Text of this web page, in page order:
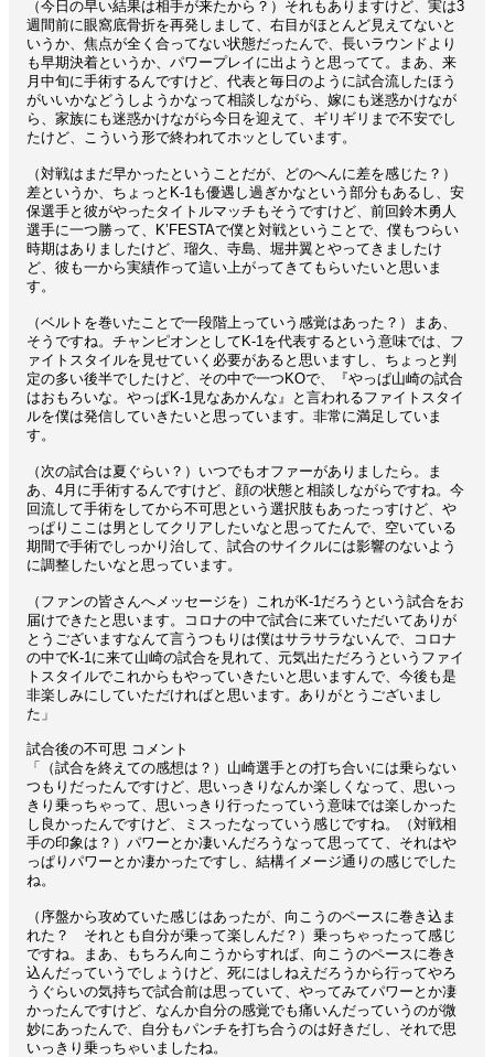
（今日の早い結果は相手が来たから？）それもありますけど、実は3
週間前に眼窩底骨折を再発しまして、右目がほとんど見えてないと
いうか、焦点が全く合ってない状態だったんで、長いラウンドより
も早期決着というか、パワープレイに出ようと思ってて。まあ、来
月中旬に手術するんですけど、代表と毎日のように試合流したほう
がいいかなどうしようかなって相談しながら、嫁にも迷惑かけなが
ら、家族にも迷惑かけながら今日を迎えて、ギリギリまで不安でし
たけど、こういう形で終われてホッとしています。
（対戦はまだ早かったということだが、どのへんに差を感じた？）
差というか、ちょっとK-1も優遇し過ぎかなという部分もあるし、安
保選手と彼がやったタイトルマッチもそうですけど、前回鈴木勇人
選手に一つ勝って、K’FESTAで僕と対戦ということで、僕もつらい
時期はありましたけど、瑠久、寺島、堀井翼とやってきましたけ
ど、彼も一から実績作って這い上がってきてもらいたいと思いま
す。
（ベルトを巻いたことで一段階上っていう感覚はあった？）まあ、
そうですね。チャンピオンとしてK-1を代表するという意味では、フ
ァイトスタイルを見せていく必要があると思いますし、ちょっと判
定の多い後半でしたけど、その中で一つKOで、『やっぱ山崎の試合
はおもろいな。やっぱK-1見なあかんな』と言われるファイトスタイ
ルを僕は発信していきたいと思っています。非常に満足していま
す。
（次の試合は夏ぐらい？）いつでもオファーがありましたら。ま
あ、4月に手術するんですけど、顔の状態と相談しながらですね。今
回流して手術をしてから不可思という選択肢もあったっすけど、や
っぱりここは男としてクリアしたいなと思ってたんで、空いている
期間で手術でしっかり治して、試合のサイクルには影響のないよう
に調整したいなと思っています。
（ファンの皆さんへメッセージを）これがK-1だろうという試合をお
届けできたと思います。コロナの中で試合に来ていただいてありが
とうございますなんて言うつもりは僕はサラサラないんで、コロナ
の中でK-1に来て山崎の試合を見れて、元気出ただろうというファイ
トスタイルでこれからもやっていきたいと思いますんで、今後も是
非楽しみにしていただければと思います。ありがとうございまし
た」
試合後の不可思 コメント
「（試合を終えての感想は？）山崎選手との打ち合いには乗らない
つもりだったんですけど、思いっきりなんか楽しくなって、思いっ
きり乗っちゃって、思いっきり行ったっていう意味では楽しかった
し良かったんですけど、ミスったなっていう感じですね。（対戦相
手の印象は？）パワーとか凄いんだろうなって思ってて、それはや
っぱりパワーとか凄かったですし、結構イメージ通りの感じでした
ね。
（序盤から攻めていた感じはあったが、向こうのペースに巻き込ま
れた？ それとも自分が乗って楽しんだ？）乗っちゃったって感じ
ですね。まあ、もちろん向こうからすれば、向こうのペースに巻き
込んだっていうでしょうけど、死にはしねえだろうから行ってやろ
うぐらいの気持ちで試合前は思っていて、やってみてパワーとか凄
かったんですけど、なんか自分の感覚でも痛いんだっていうのが微
妙にあったんで、自分もパンチを打ち合うのは好きだし、それで思
いっきり乗っちゃいましたね。